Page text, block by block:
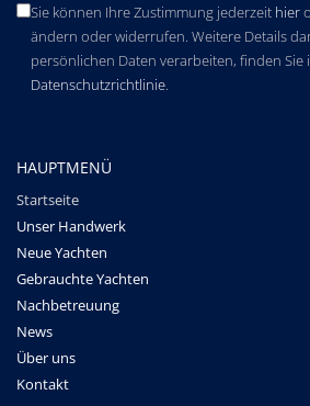
Sie können Ihre Zustimmung jederzeit hier
ändern oder widerrufen. Weitere Details
persönlichen Daten verarbeiten, finden Sie
Datenschutzrichtlinie.
HAUPTMENÜ
Startseite
Unser Handwerk
Neue Yachten
Gebrauchte Yachten
Nachbetreuung
News
Über uns
Kontakt